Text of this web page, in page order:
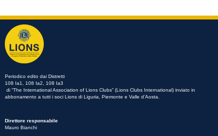
Periodico edito dai Distretti
108 Ia1, 108 Ia2, 108 Ia3
di “The International Association of Lions Clubs” (Lions Clubs International) inviato in
abbonamento a tutti i soci Lions di Liguria, Piemonte e Valle d’Aosta.
Direttore responsabile
Mauro Bianchi